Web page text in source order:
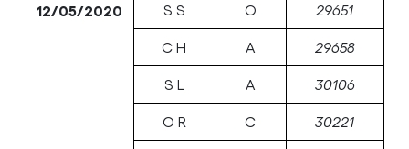
12/05/2020 S S O 29651
C H A 29658
S L A 30106
O R C 30221